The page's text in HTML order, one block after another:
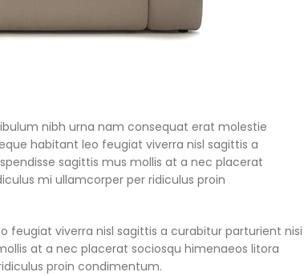
nibh urna nam consequat erat molestie
habitant leo feugiat viverra nisl sagittis a
sagittis mus mollis at a nec placerat
mi ullamcorper per ridiculus proin
feugiat viverra nisl sagittis a curabitur parturient nisi
at a nec placerat sociosqu himenaeos litora
proin condimentum.